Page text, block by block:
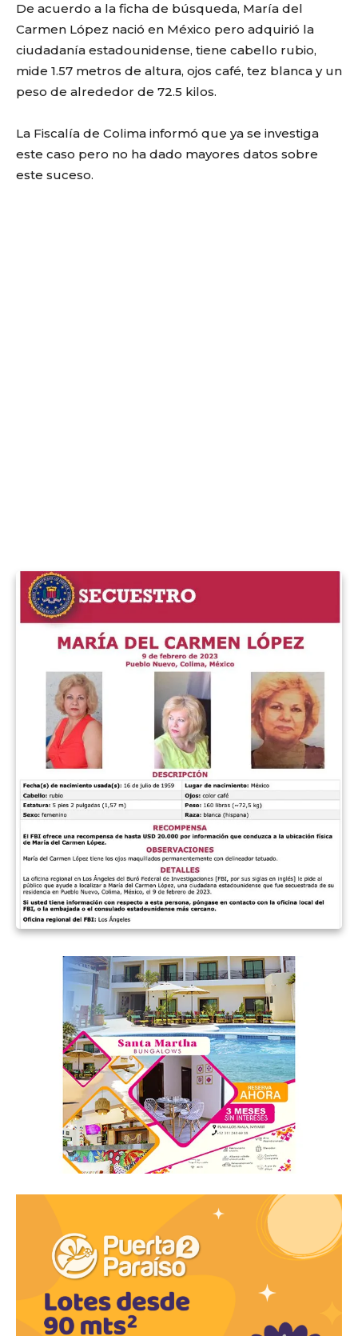
De acuerdo a la ficha de búsqueda, María del
Carmen López nació en México pero adquirió la
ciudadanía estadounidense, tiene cabello rubio,
mide 1.57 metros de altura, ojos café, tez blanca y un
peso de alrededor de 72.5 kilos.
La Fiscalía de Colima informó que ya se investiga
este caso pero no ha dado mayores datos sobre
este suceso.